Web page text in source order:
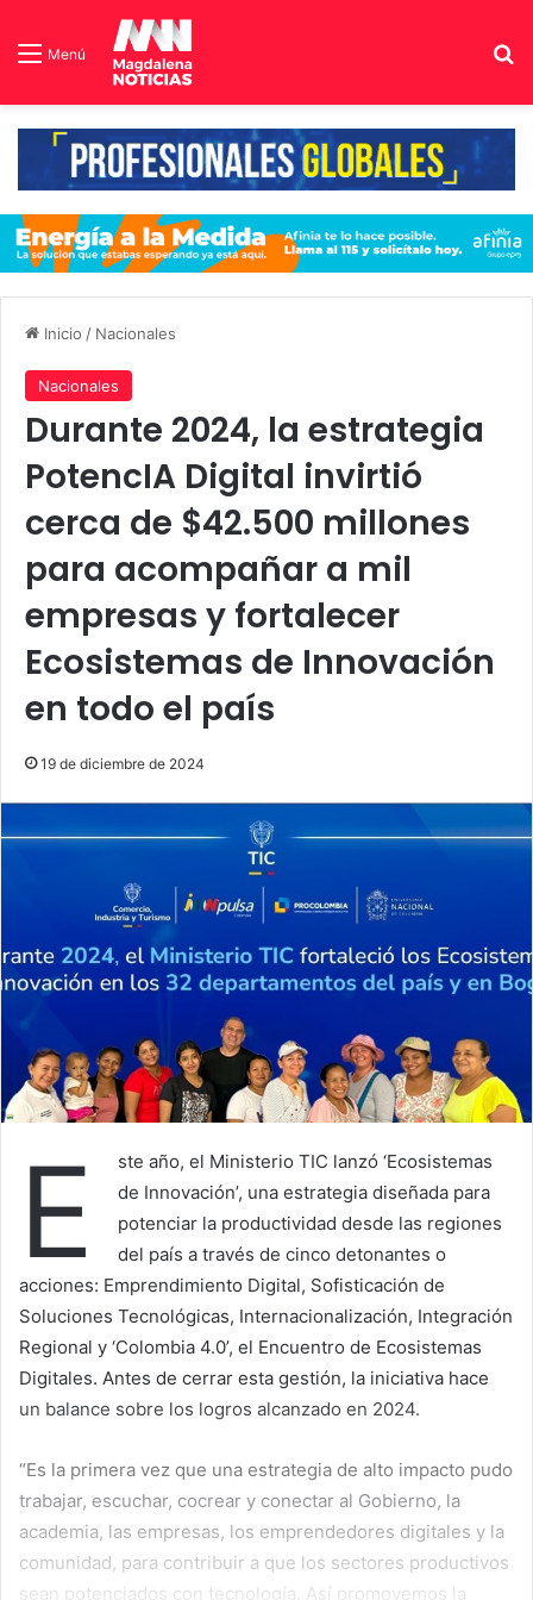
Menú
Inicio / Nacionales
Nacionales
Durante 2024, la estrategia
PotencIA Digital invirtió
cerca de $42.500 millones
para acompañar a mil
empresas y fortalecer
Ecosistemas de Innovación
en todo el país
19 de diciembre de 2024
E
ste año, el Ministerio TIC lanzó ‘Ecosistemas
de Innovación’, una estrategia diseñada para
potenciar la productividad desde las regiones
del país a través de cinco detonantes o
acciones: Emprendimiento Digital, Sofisticación de
Soluciones Tecnológicas, Internacionalización, Integración
Regional y ‘Colombia 4.0’, el Encuentro de Ecosistemas
Digitales. Antes de cerrar esta gestión, la iniciativa hace
un balance sobre los logros alcanzado en 2024.
“Es la primera vez que una estrategia de alto impacto pudo
trabajar, escuchar, cocrear y conectar al Gobierno, la
academia, las empresas, los emprendedores digitales y la
comunidad, para contribuir a que los sectores productivos
sean potenciados con tecnología. Así promovemos la